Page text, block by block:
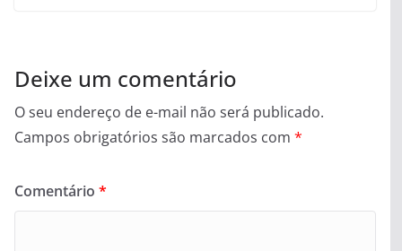
Deixe um comentário
O seu endereço de e-mail não será publicado.
Campos obrigatórios são marcados com *
Comentário *